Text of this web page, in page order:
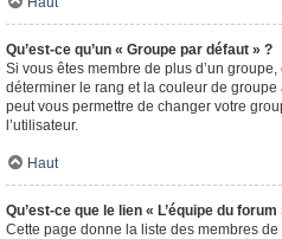
Qu’est-ce qu’un « Groupe par défaut » ?
Si vous êtes membre de plus d’un
déterminer le rang et la couleur de groupe
peut vous permettre de changer votre
l’utilisateur.
Haut
Qu’est-ce que le lien « L’équipe du forum
Cette page donne la liste des membres